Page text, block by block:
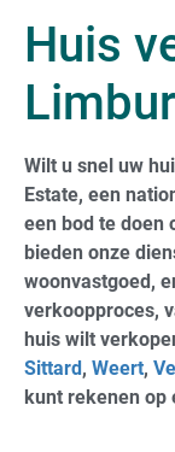
Huis
Wilt u snel uw
Estate, een
een bod te doen
bieden onze
woonvastgoed,
verkoopproces,
huis wilt
Sittard , Weert,
kunt rekenen op